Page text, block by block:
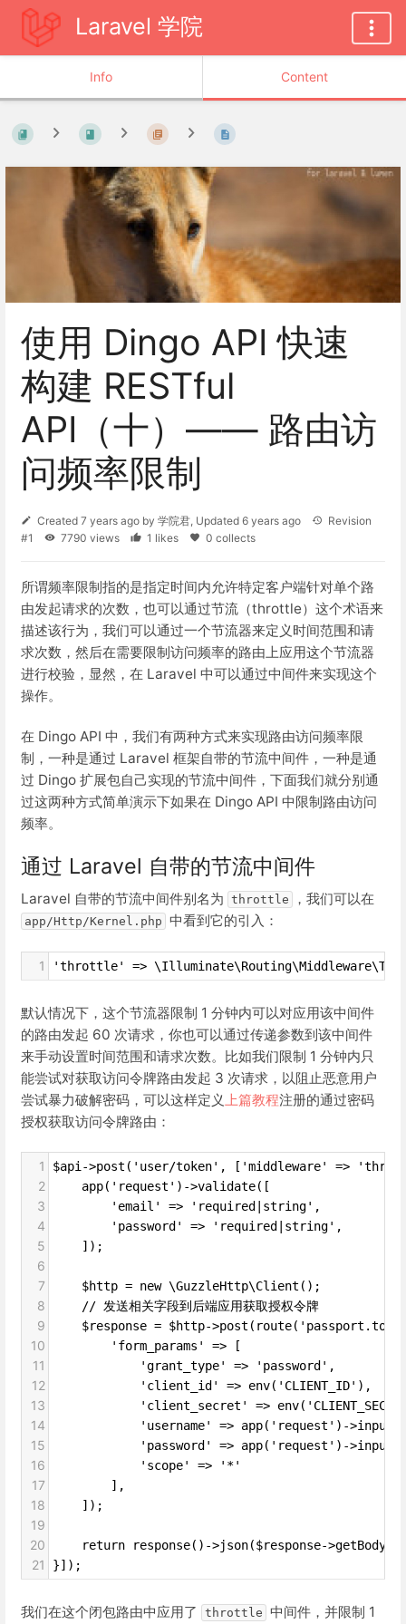
Laravel 学院
Info Content
使用 Dingo API 快速
构建 RESTful
API（十）—— 路由访
问频率限制
Created 7 years ago by 学院君, Updated 6 years ago
Revision
#1
7790 views 1 likes 0 collects
所谓频率限制指的是指定时间内允许特定客户端针对单个路
由发起请求的次数，也可以通过节流（throttle）这个术语来
描述该行为，我们可以通过一个节流器来定义时间范围和请
求次数，然后在需要限制访问频率的路由上应用这个节流器
进行校验，显然，在 Laravel 中可以通过中间件来实现这个
操作。
在 Dingo API 中，我们有两种方式来实现路由访问频率限
制，一种是通过 Laravel 框架自带的节流中间件，一种是通
过 Dingo 扩展包自己实现的节流中间件，下面我们就分别通
过这两种方式简单演示下如果在 Dingo API 中限制路由访问
频率。
通过 Laravel 自带的节流中间件
Laravel 自带的节流中间件别名为 throttle ，我们可以在
app/Http/Kernel.php 中看到它的引入：
1 'throttle' =>
默认情况下，这个节流器限制 1 分钟内可以对应用该中间件
的路由发起 60 次请求，你也可以通过传递参数到该中间件
来手动设置时间范围和请求次数。比如我们限制 1 分钟内只
能尝试对获取访问令牌路由发起 3 次请求，以阻止恶意用户
尝试暴力破解密码，可以这样定义 上篇教程注册的通过密码
授权获取访问令牌路由：
1 $api->post('user/token', ['middleware' =>
2
    app('request')->validate([
3
        'email' => 'required|string',
4
        'password' => 'required|string',
5
    ]);
6
7
    $http = new \GuzzleHttp\Client();
8
    // 发送相关字段到后端应用获取授权令牌
9
$response = $http-
10
        'form_params' => [
11
            'grant_type' => 'password',
12
            'client_id' => env('CLIENT_ID'),
13
'client_secret' =>
14
'username' => app('request')-
15
'password' => app('request')-
16
            'scope' => '*'
17
        ],
18
    ]);
19
20
return response()->json($response-
21 }]);
我们在这个闭包路由中应用了 throttle 中间件，并限制 1